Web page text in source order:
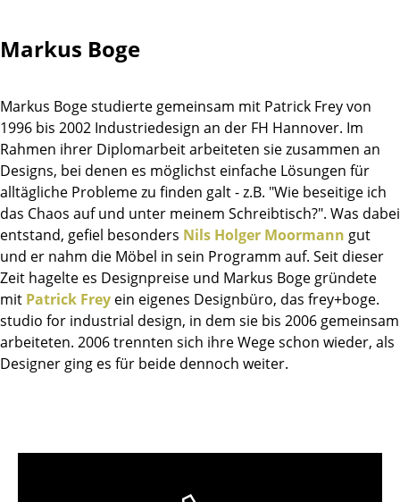
Servierwagen
... alle Tische
Aufbewahren
Regale & Schränke
Bücherregale
Wandregale
Sideboards & Kommoden
TV Möbel
Garderoben
Markus Boge
Markus Boge studierte gemeinsam mit Patrick Frey von
1996 bis 2002 Industriedesign an der FH Hannover. Im
Rahmen ihrer Diplomarbeit arbeiteten sie zusammen an
Designs, bei denen es möglichst einfache Lösungen für
alltägliche Probleme zu finden galt - z.B. "Wie beseitige ich
das Chaos auf und unter meinem Schreibtisch?". Was dabei
entstand, gefiel besonders Nils Holger Moormann gut
und er nahm die Möbel in sein Programm auf. Seit dieser
Zeit hagelte es Designpreise und Markus Boge gründete
mit Patrick Frey ein eigenes Designbüro, das frey+boge.
studio for industrial design, in dem sie bis 2006 gemeinsam
arbeiteten. 2006 trennten sich ihre Wege schon wieder, als
Designer ging es für beide dennoch weiter.